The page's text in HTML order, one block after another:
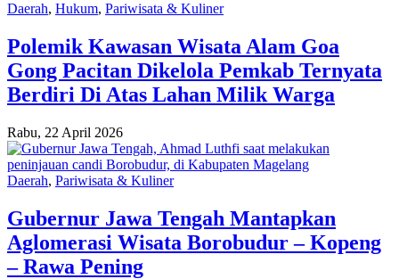
Daerah, Hukum, Pariwisata & Kuliner
Polemik Kawasan Wisata Alam Goa
Gong Pacitan Dikelola Pemkab Ternyata
Berdiri Di Atas Lahan Milik Warga
Rabu, 22 April 2026
Daerah, Pariwisata & Kuliner
Gubernur Jawa Tengah Mantapkan
Aglomerasi Wisata Borobudur – Kopeng
– Rawa Pening